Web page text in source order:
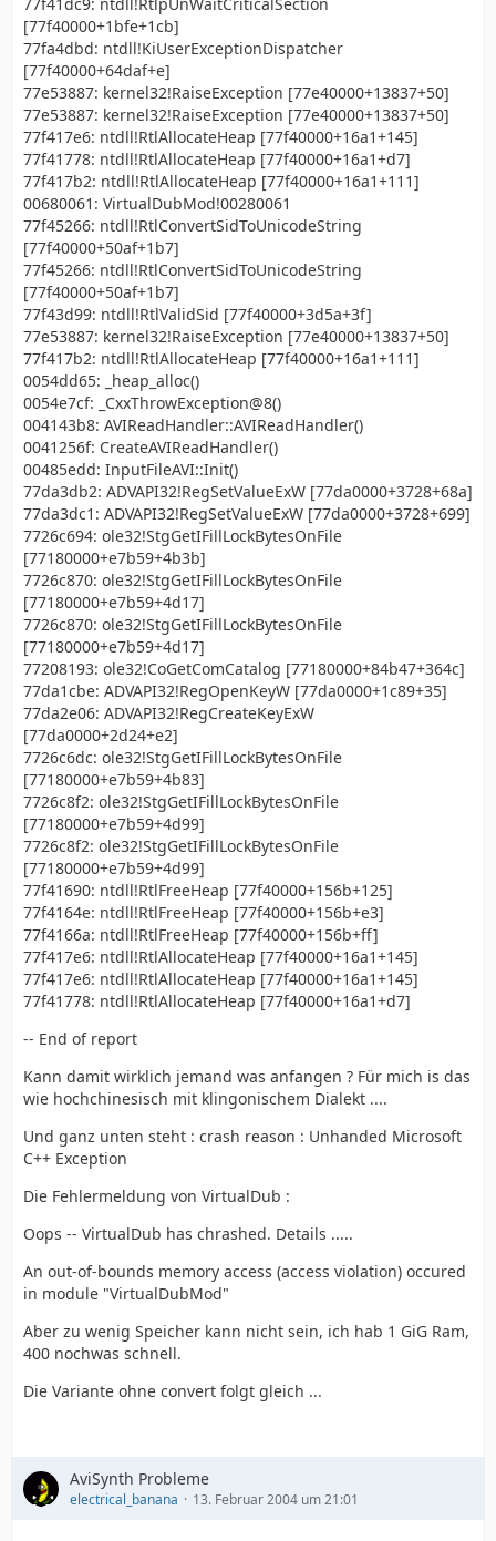
[77f40000+1bfe+1cb]
77fa4dbd: ntdll!KiUserExceptionDispatcher
[77f40000+64daf+e]
77e53887: kernel32!RaiseException [77e40000+13837+50]
77e53887: kernel32!RaiseException [77e40000+13837+50]
77f417e6: ntdll!RtlAllocateHeap [77f40000+16a1+145]
77f41778: ntdll!RtlAllocateHeap [77f40000+16a1+d7]
77f417b2: ntdll!RtlAllocateHeap [77f40000+16a1+111]
00680061: VirtualDubMod!00280061
77f45266: ntdll!RtlConvertSidToUnicodeString
[77f40000+50af+1b7]
77f45266: ntdll!RtlConvertSidToUnicodeString
[77f40000+50af+1b7]
77f43d99: ntdll!RtlValidSid [77f40000+3d5a+3f]
77e53887: kernel32!RaiseException [77e40000+13837+50]
77f417b2: ntdll!RtlAllocateHeap [77f40000+16a1+111]
0054dd65: _heap_alloc()
0054e7cf: _CxxThrowException@8()
004143b8: AVIReadHandler::AVIReadHandler()
0041256f: CreateAVIReadHandler()
00485edd: InputFileAVI::Init()
77da3db2: ADVAPI32!RegSetValueExW [77da0000+3728+68a]
77da3dc1: ADVAPI32!RegSetValueExW [77da0000+3728+699]
7726c694: ole32!StgGetIFillLockBytesOnFile
[77180000+e7b59+4b3b]
7726c870: ole32!StgGetIFillLockBytesOnFile
[77180000+e7b59+4d17]
7726c870: ole32!StgGetIFillLockBytesOnFile
[77180000+e7b59+4d17]
77208193: ole32!CoGetComCatalog [77180000+84b47+364c]
77da1cbe: ADVAPI32!RegOpenKeyW [77da0000+1c89+35]
77da2e06: ADVAPI32!RegCreateKeyExW
[77da0000+2d24+e2]
7726c6dc: ole32!StgGetIFillLockBytesOnFile
[77180000+e7b59+4b83]
7726c8f2: ole32!StgGetIFillLockBytesOnFile
[77180000+e7b59+4d99]
7726c8f2: ole32!StgGetIFillLockBytesOnFile
[77180000+e7b59+4d99]
77f41690: ntdll!RtlFreeHeap [77f40000+156b+125]
77f4164e: ntdll!RtlFreeHeap [77f40000+156b+e3]
77f4166a: ntdll!RtlFreeHeap [77f40000+156b+ff]
77f417e6: ntdll!RtlAllocateHeap [77f40000+16a1+145]
77f417e6: ntdll!RtlAllocateHeap [77f40000+16a1+145]
77f41778: ntdll!RtlAllocateHeap [77f40000+16a1+d7]
-- End of report
Kann damit wirklich jemand was anfangen ? Für mich is das
wie hochchinesisch mit klingonischem Dialekt ....
Und ganz unten steht : crash reason : Unhanded Microsoft
C++ Exception
Die Fehlermeldung von VirtualDub :
Oops -- VirtualDub has chrashed. Details .....
An out-of-bounds memory access (access violation) occured
in module "VirtualDubMod"
Aber zu wenig Speicher kann nicht sein, ich hab 1 GiG Ram,
400 nochwas schnell.
Die Variante ohne convert folgt gleich ...
AviSynth Probleme
electrical_banana 13. Februar 2004 um 21:01